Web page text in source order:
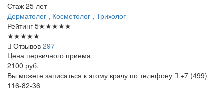
Стаж 25 лет
Дерматолог , Косметолог , Трихолог
Рейтинг 5★★★★★
★★★★★
Отзывов 297
Цена первичного приема
2100 руб.
Вы можете записаться к этому врачу по телефону
+7 (499)
116-82-36